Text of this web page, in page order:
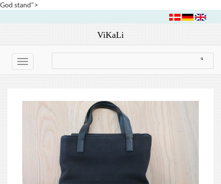
God stand">
ViKaLi
Toggle
navigation